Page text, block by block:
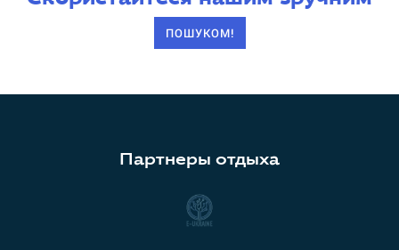
ПОШУКОМ!
Партнеры отдыха